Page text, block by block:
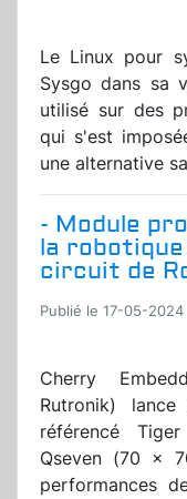
Le Linux pour
Sysgo dans sa
utilisé sur des
qui s'est
une alternative
- Module
la
circuit de
Publié le 17-05-2024
Cherry
Rutronik) lance
référencé
Qseven (70 x
performances